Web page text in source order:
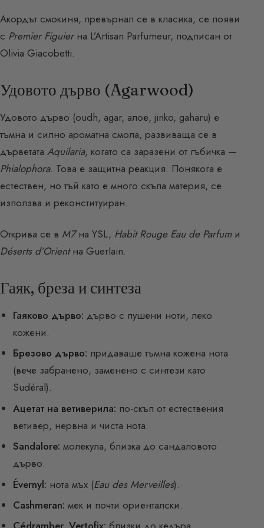
Акордът смокиня, превърнал се в класика, се появи
с Premier Figuierна L’Artisan Parfumeur, подписан от
Olivia Giacobetti.
Удовото дърво (Agarwood)
Удовото дърво (oudh, agar, алое, jinko, gaharu) е
тъмна и силно ароматна смола, развиваща се в
дърветата Aquilaria, когато са заразени от гъбичка —
Phialophora. Това е защитна реакция. Понякога е
естествен, но тъй като е много скъпа материя, се
използва и реконституиран.
Открива се в M7на YSL, Habit Rouge Eau de Parfumи
Déserts d’Orientна Guerlain.
Гаяк, бреза и синтеза
Гаяково дърво: дърво с пушени ноти, леко
кожени.
Брезово дърво: придаваше тъмна кожена нота
(вече забранено, заменено с синтези като
Sudéral).
Ацетат на ветиверила: по-скъп от естествения
ветивер, нервна и чиста нота.
Sandalore: молекула, близка до сандаловото
дърво.
Évernyl: нота мъх (Eau des Merveilles).
Cashmeran: мек и почти ориенталски.